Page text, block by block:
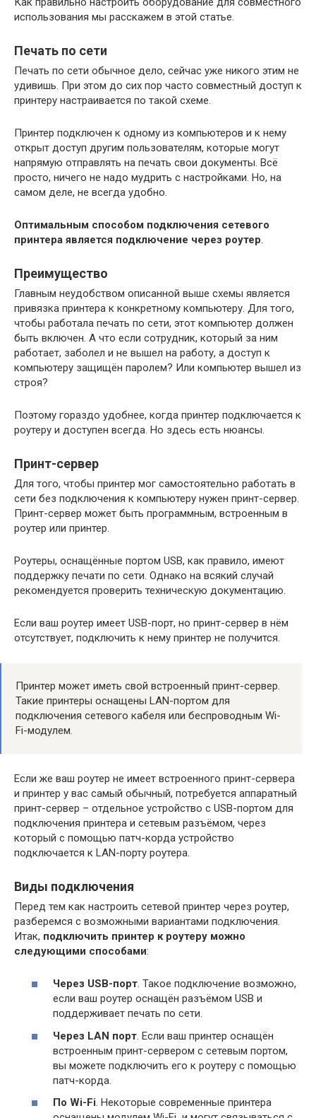
использования мы расскажем в этой статье.
Печать по сети
Печать по сети обычное дело, сейчас уже никого этим не
удивишь. При этом до сих пор часто совместный доступ к
принтеру настраивается по такой схеме.
Принтер подключен к одному из компьютеров и к нему
открыт доступ другим пользователям, которые могут
напрямую отправлять на печать свои документы. Всё
просто, ничего не надо мудрить с настройками. Но, на
самом деле, не всегда удобно.
Оптимальным способом подключения сетевого
принтера является подключение через роутер.
Преимущество
Главным неудобством описанной выше схемы является
привязка принтера к конкретному компьютеру. Для того,
чтобы работала печать по сети, этот компьютер должен
быть включен. А что если сотрудник, который за ним
работает, заболел и не вышел на работу, а доступ к
компьютеру защищён паролем? Или компьютер вышел из
строя?
Поэтому гораздо удобнее, когда принтер подключается к
роутеру и доступен всегда. Но здесь есть нюансы.
Принт-сервер
Для того, чтобы принтер мог самостоятельно работать в
сети без подключения к компьютеру нужен принт-сервер.
Принт-сервер может быть программным, встроенным в
роутер или принтер.
Роутеры, оснащённые портом USB, как правило, имеют
поддержку печати по сети. Однако на всякий случай
рекомендуется проверить техническую документацию.
Если ваш роутер имеет USB-порт, но принт-сервер в нём
отсутствует, подключить к нему принтер не получится.
Принтер может иметь свой встроенный принт-сервер.
Такие принтеры оснащены LAN-портом для
подключения сетевого кабеля или беспроводным Wi-
Fi-модулем.
Если же ваш роутер не имеет встроенного принт-сервера
и принтер у вас самый обычный, потребуется аппаратный
принт-сервер – отдельное устройство с USB-портом для
подключения принтера и сетевым разъёмом, через
который с помощью патч-корда устройство
подключается к LAN-порту роутера.
Виды подключения
Перед тем как настроить сетевой принтер через роутер,
разберемся с возможными вариантами подключения.
Итак, подключить принтер к роутеру можно
следующими способами:
Через USB-порт. Такое подключение возможно,
если ваш роутер оснащён разъёмом USB и
поддерживает печать по сети.
Через LAN порт. Если ваш принтер оснащён
встроенным принт-сервером с сетевым портом,
вы можете подключить его к роутеру с помощью
патч-корда.
По Wi-Fi. Некоторые современные принтера